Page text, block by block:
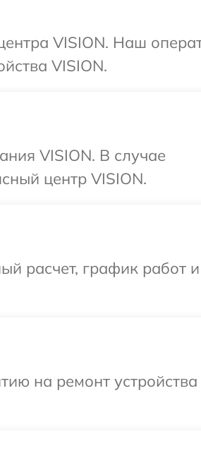
VISION. Наш
VISION.
VISION. В случае
центр VISION.
расчет, график работ и
на ремонт устройства